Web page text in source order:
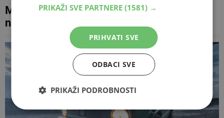
MUP HNŽ Prodaju se 192 vozila
namijenjena za reciklažu
PRIKAŽI SVE PARTNERE (1581) →
PRIHVATI SVE
ODBACI SVE
PRIKAŽI PODROBNOSTI